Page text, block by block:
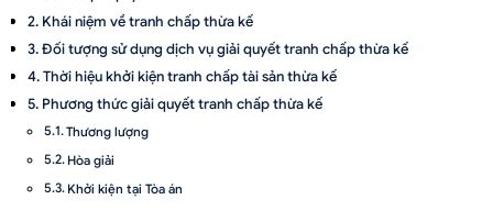
Khái niệm về tranh chấp thừa kế
Đối tượng sử dụng dịch vụ giải quyết tranh chấp thừa kế
Thời hiệu khởi kiện tranh chấp tài sản thừa kế
Phương thức giải quyết tranh chấp thừa kế
Thương lượng
Hòa giải
Khởi kiện tại Tòa án